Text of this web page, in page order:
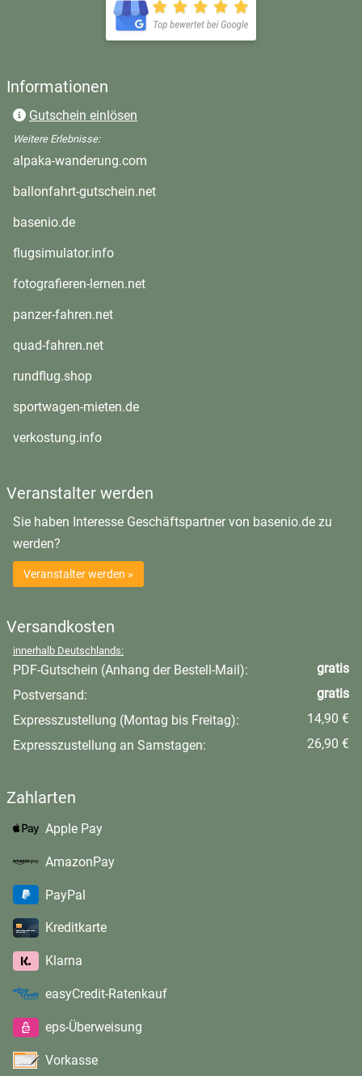
öffnet in neuem Fenster
Informationen
Gutschein einlösen
Weitere Erlebnisse:
alpaka-wanderung.com
ballonfahrt-gutschein.netöffnet in neuem Fenster
basenio.deöffnet in neuem Fenster
flugsimulator.infoöffnet in neuem Fenster
fotografieren-lernen.netöffnet in neuem Fenster
panzer-fahren.netöffnet in neuem Fenster
quad-fahren.netöffnet in neuem Fenster
rundflug.shopöffnet in neuem Fenster
sportwagen-mieten.deöffnet in neuem Fenster
verkostung.infoöffnet in neuem Fenster
Veranstalter werden
Sie haben Interesse Geschäftspartner von basenio.de zu
werden?
Veranstalter werden »
Versandkosten
innerhalb Deutschlands:
PDF-Gutschein (Anhang der Bestell-Mail):
gratis
Postversand:
gratis
Expresszustellung (Montag bis Freitag):
14,90 €
Expresszustellung an Samstagen:
26,90 €
Zahlarten
Apple Pay
AmazonPay
PayPal
Kreditkarte
Klarna
easyCredit-Ratenkauf
eps-Überweisung
Vorkasse